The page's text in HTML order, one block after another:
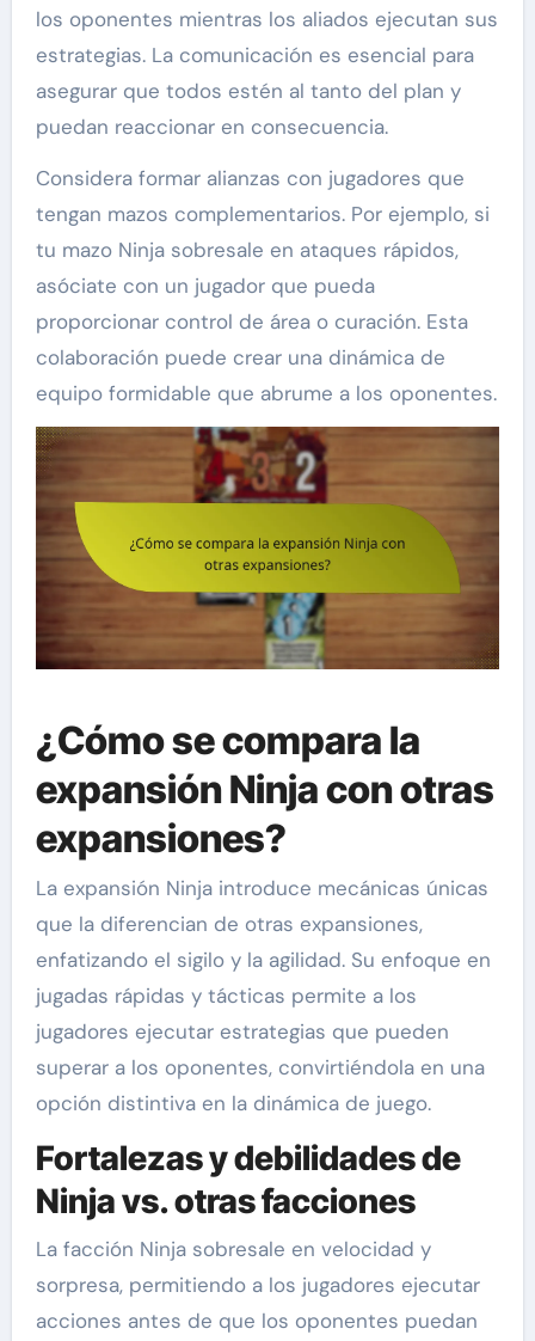
los oponentes mientras los aliados ejecutan sus
estrategias. La comunicación es esencial para
asegurar que todos estén al tanto del plan y
puedan reaccionar en consecuencia.
Considera formar alianzas con jugadores que
tengan mazos complementarios. Por ejemplo, si
tu mazo Ninja sobresale en ataques rápidos,
asóciate con un jugador que pueda
proporcionar control de área o curación. Esta
colaboración puede crear una dinámica de
equipo formidable que abrume a los oponentes.
¿Cómo se compara la
expansión Ninja con otras
expansiones?
La expansión Ninja introduce mecánicas únicas
que la diferencian de otras expansiones,
enfatizando el sigilo y la agilidad. Su enfoque en
jugadas rápidas y tácticas permite a los
jugadores ejecutar estrategias que pueden
superar a los oponentes, convirtiéndola en una
opción distintiva en la dinámica de juego.
Fortalezas y debilidades de
Ninja vs. otras facciones
La facción Ninja sobresale en velocidad y
sorpresa, permitiendo a los jugadores ejecutar
acciones antes de que los oponentes puedan